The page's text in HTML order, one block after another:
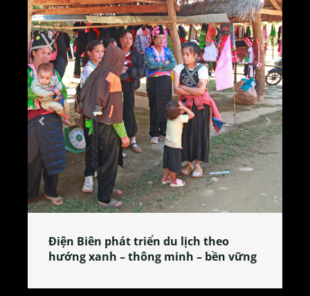
Điện Biên phát triển du lịch theo
hướng xanh – thông minh – bền vững